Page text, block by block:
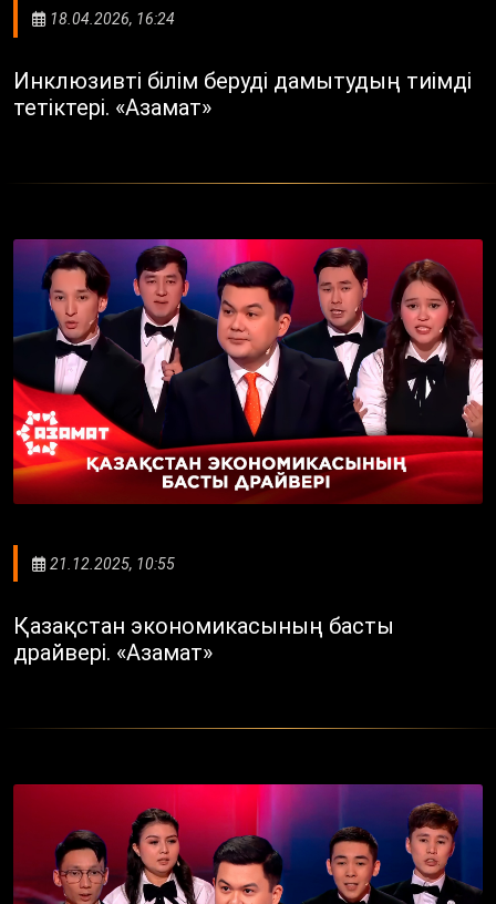
18.04.2026, 16:24
Инклюзивті білім беруді дамытудың тиімді
тетіктері. «Азамат»
21.12.2025, 10:55
Қазақстан экономикасының басты
драйвері. «Азамат»